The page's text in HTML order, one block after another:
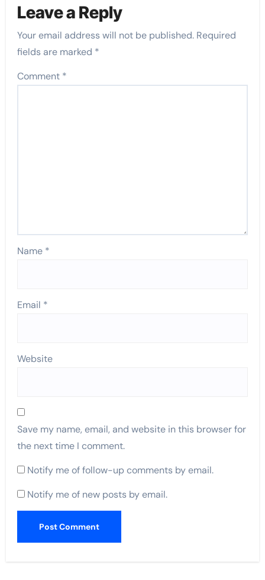
Leave a Reply
Your email address will not be published. Required
fields are marked *
Comment *
Name *
Email *
Website
Save my name, email, and website in this browser for
the next time I comment.
Notify me of follow-up comments by email.
Notify me of new posts by email.